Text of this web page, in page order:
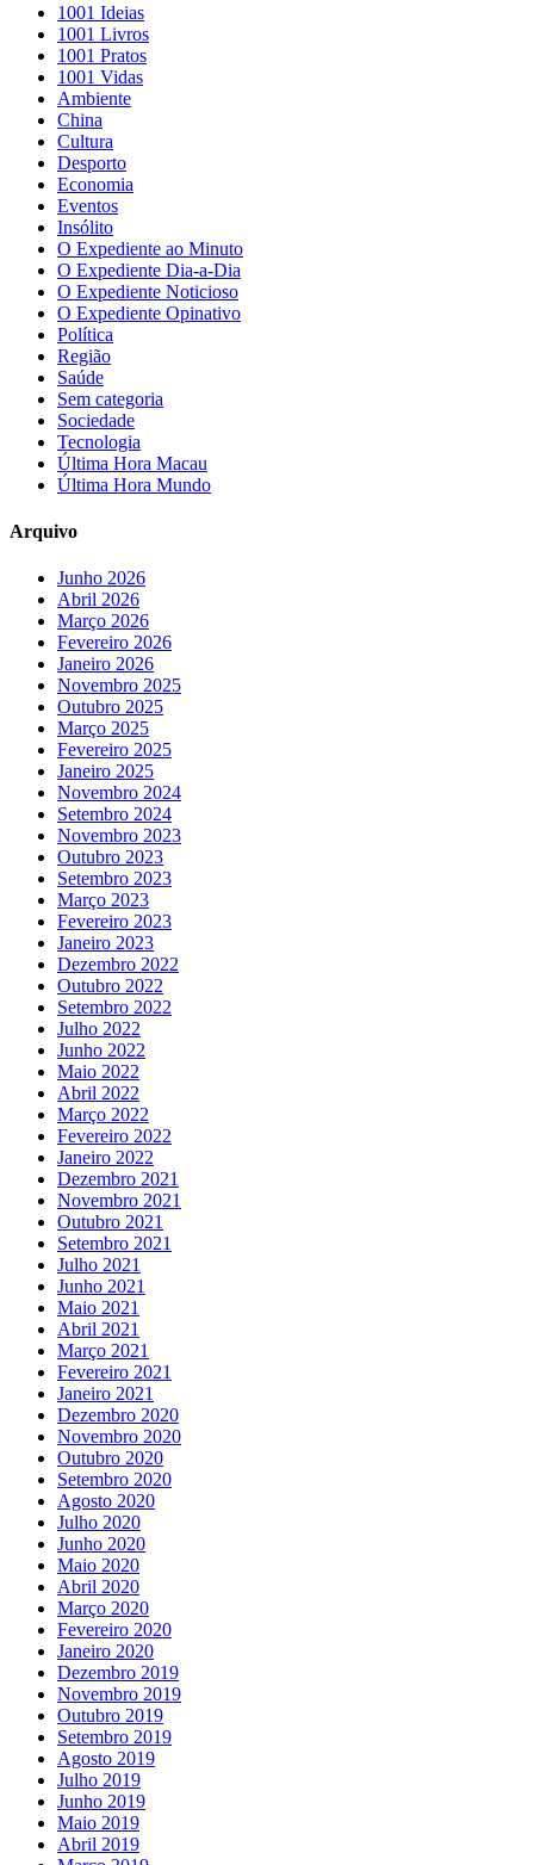
1001 Ideias
1001 Livros
1001 Pratos
1001 Vidas
Ambiente
China
Cultura
Desporto
Economia
Eventos
Insólito
O Expediente ao Minuto
O Expediente Dia-a-Dia
O Expediente Noticioso
O Expediente Opinativo
Política
Região
Saúde
Sem categoria
Sociedade
Tecnologia
Última Hora Macau
Última Hora Mundo
Arquivo
Junho 2026
Abril 2026
Março 2026
Fevereiro 2026
Janeiro 2026
Novembro 2025
Outubro 2025
Março 2025
Fevereiro 2025
Janeiro 2025
Novembro 2024
Setembro 2024
Novembro 2023
Outubro 2023
Setembro 2023
Março 2023
Fevereiro 2023
Janeiro 2023
Dezembro 2022
Outubro 2022
Setembro 2022
Julho 2022
Junho 2022
Maio 2022
Abril 2022
Março 2022
Fevereiro 2022
Janeiro 2022
Dezembro 2021
Novembro 2021
Outubro 2021
Setembro 2021
Julho 2021
Junho 2021
Maio 2021
Abril 2021
Março 2021
Fevereiro 2021
Janeiro 2021
Dezembro 2020
Novembro 2020
Outubro 2020
Setembro 2020
Agosto 2020
Julho 2020
Junho 2020
Maio 2020
Abril 2020
Março 2020
Fevereiro 2020
Janeiro 2020
Dezembro 2019
Novembro 2019
Outubro 2019
Setembro 2019
Agosto 2019
Julho 2019
Junho 2019
Maio 2019
Abril 2019